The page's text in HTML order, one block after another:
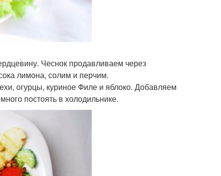
Чеснок продавливаем через
лимона, солим и перчим.
огурцы, куриное Филе и яблоко. Добавляем
постоять в холодильнике.